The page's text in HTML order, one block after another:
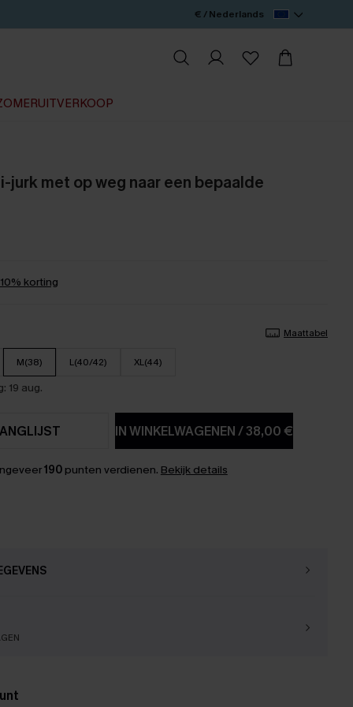
€ / Nederlands
met op weg naar een bepaalde
korting
Maattabel
M(38) L(40/42) XL(44)
19 aug.
IN WINKELWAGENEN/38,00 €
190punten verdienen. Bekijk details